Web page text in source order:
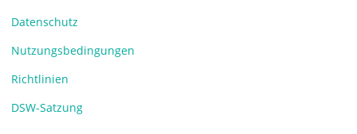
Datenschutz
Nutzungsbedingungen
Richtlinien
DSW-Satzung